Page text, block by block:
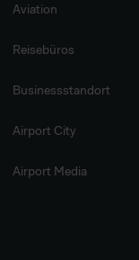
Aviation
Reisebüros
Businessstandort
Airport City
Airport Media